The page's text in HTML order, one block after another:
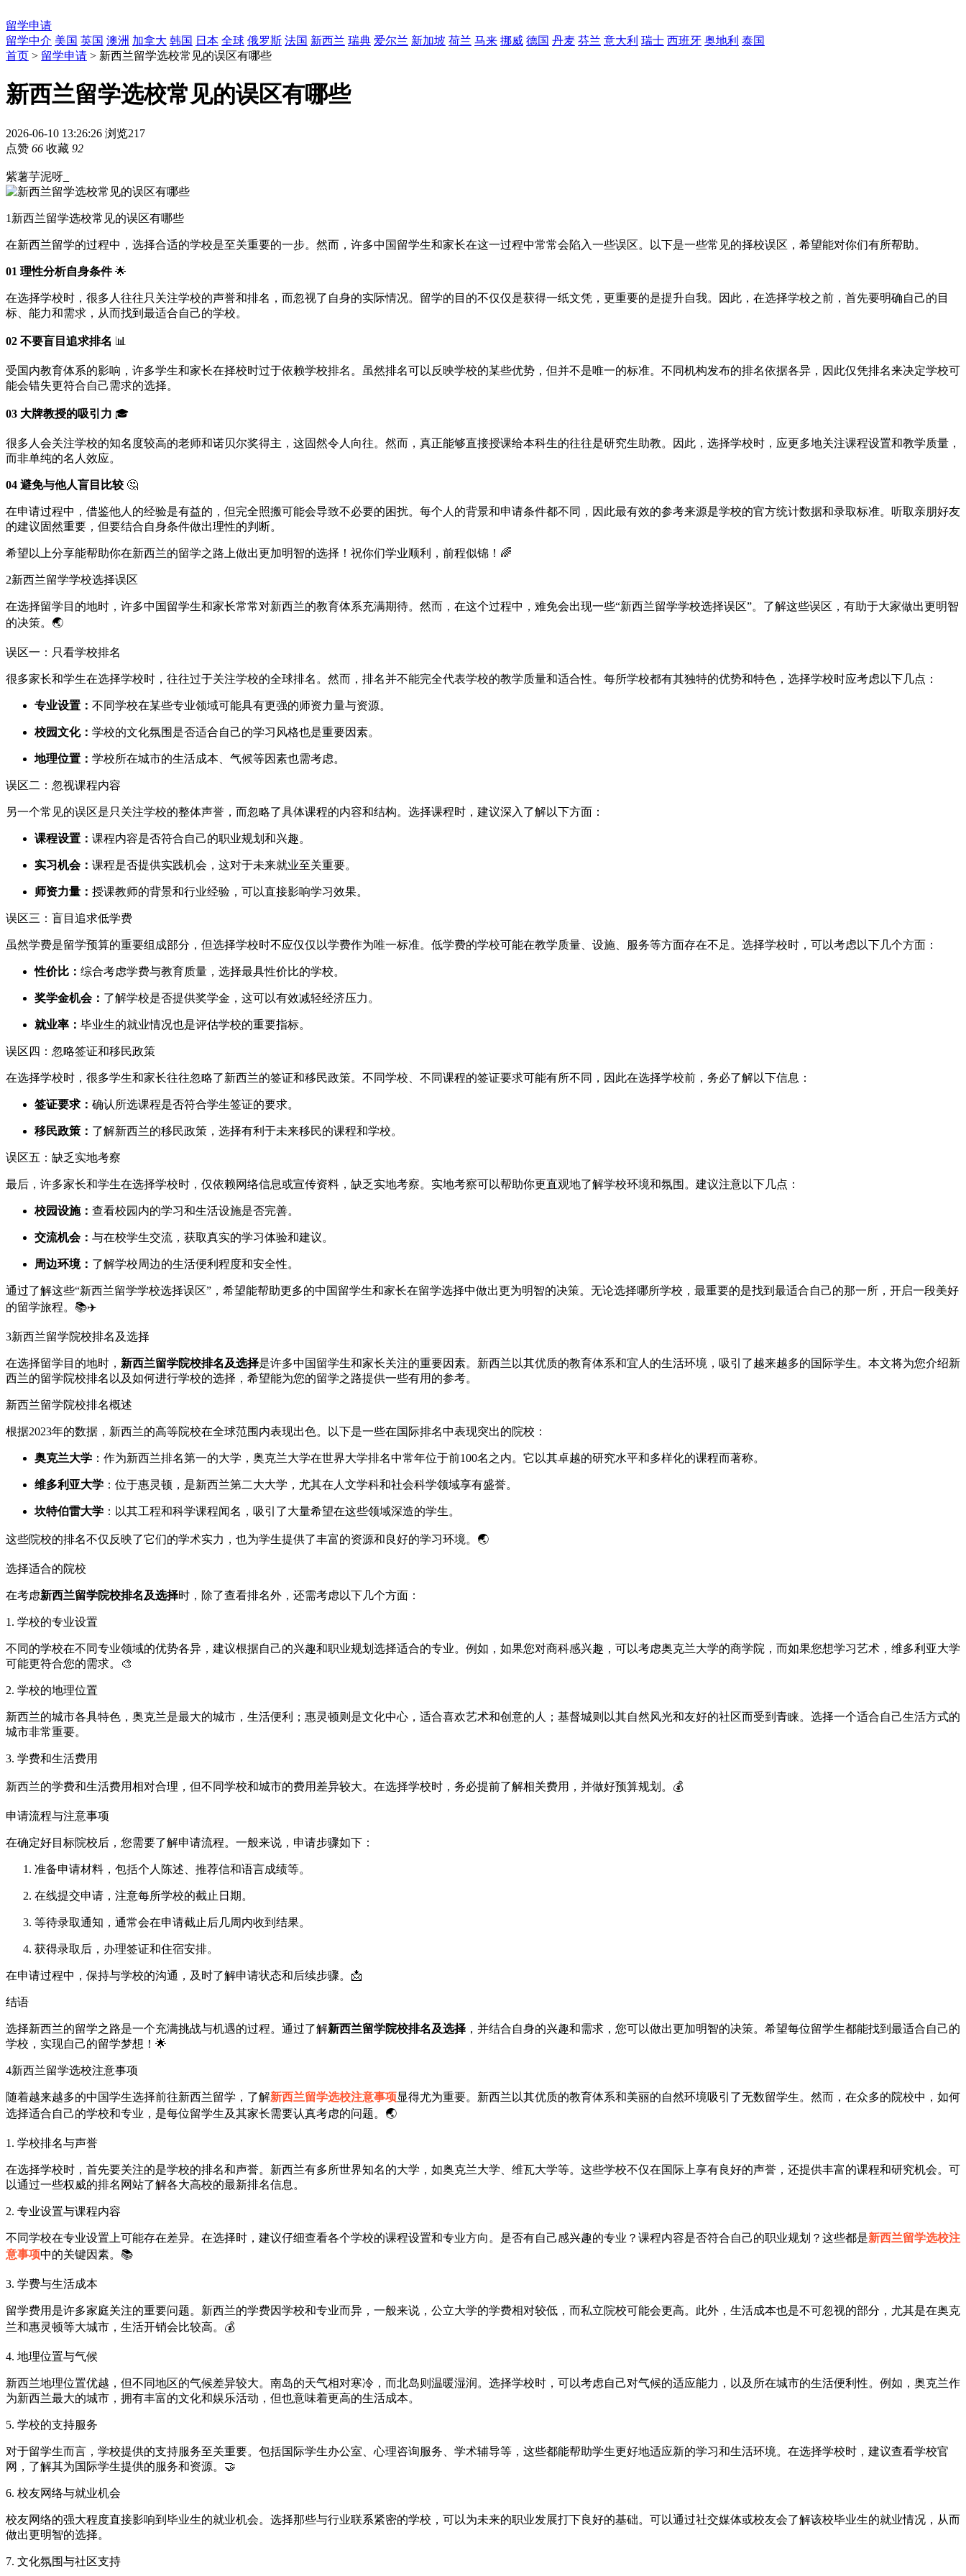
留学申请
留学中介 美国 英国 澳洲 加拿大 韩国 日本 全球 俄罗斯 法国 新西兰 瑞典 爱尔兰 新加坡 荷兰 马来 挪威 德国 丹麦 芬兰 意大利 瑞士 西班牙 奥地利 泰国
首页 > 留学申请 > 新西兰留学选校常见的误区有哪些
新西兰留学选校常见的误区有哪些
2026-06-10 13:26:26 浏览217
点赞 66 收藏 92
紫薯芋泥呀_
1 新西兰留学选校常见的误区有哪些
在新西兰留学的过程中，选择合适的学校是至关重要的一步。然而，许多中国留学生和家长在这一过程中常常会陷入一些误区。以下是一些常见的择校误区，希望能对你们有所帮助。
01 理性分析自身条件🌟
在选择学校时，很多人往往只关注学校的声誉和排名，而忽视了自身的实际情况。留学的目的不仅仅是获得一纸文凭，更重要的是提升自我。因此，在选择学校之前，首先要明确自己的目
标、能力和需求，从而找到最适合自己的学校。
02 不要盲目追求排名 📊
受国内教育体系的影响，许多学生和家长在择校时过于依赖学校排名。虽然排名可以反映学校的某些优势，但并不是唯一的标准。不同机构发布的排名依据各异，因此仅凭排名来决定学校可
能会错失更符合自己需求的选择。
03 大牌教授的吸引力 🎓
很多人会关注学校的知名度较高的老师和诺贝尔奖得主，这固然令人向往。然而，真正能够直接授课给本科生的往往是研究生助教。因此，选择学校时，应更多地关注课程设置和教学质量，
而非单纯的名人效应。
04 避免与他人盲目比较 🤔
在申请过程中，借鉴他人的经验是有益的，但完全照搬可能会导致不必要的困扰。每个人的背景和申请条件都不同，因此最有效的参考来源是学校的官方统计数据和录取标准。听取亲朋好友
的建议固然重要，但要结合自身条件做出理性的判断。
希望以上分享能帮助你在新西兰的留学之路上做出更加明智的选择！祝你们学业顺利，前程似锦！🌈
2新西兰留学学校选择误区
在选择留学目的地时，许多中国留学生和家长常常对新西兰的教育体系充满期待。然而，在这个过程中，难免会出现一些“新西兰留学学校选择误区”。了解这些误区，有助于大家做出更明智
的决策。🌏
误区一：只看学校排名
很多家长和学生在选择学校时，往往过于关注学校的全球排名。然而，排名并不能完全代表学校的教学质量和适合性。每所学校都有其独特的优势和特色，选择学校时应考虑以下几点：
专业设置： 不同学校在某些专业领域可能具有更强的师资力量与资源。
校园文化： 学校的文化氛围是否适合自己的学习风格也是重要因素。
地理位置： 学校所在城市的生活成本、气候等因素也需考虑。
误区二：忽视课程内容
另一个常见的误区是只关注学校的整体声誉，而忽略了具体课程的内容和结构。选择课程时，建议深入了解以下方面：
课程设置： 课程内容是否符合自己的职业规划和兴趣。
实习机会： 课程是否提供实践机会，这对于未来就业至关重要。
师资力量： 授课教师的背景和行业经验，可以直接影响学习效果。
误区三：盲目追求低学费
虽然学费是留学预算的重要组成部分，但选择学校时不应仅仅以学费作为唯一标准。低学费的学校可能在教学质量、设施、服务等方面存在不足。选择学校时，可以考虑以下几个方面：
性价比： 综合考虑学费与教育质量，选择最具性价比的学校。
奖学金机会： 了解学校是否提供奖学金，这可以有效减轻经济压力。
就业率： 毕业生的就业情况也是评估学校的重要指标。
误区四：忽略签证和移民政策
在选择学校时，很多学生和家长往往忽略了新西兰的签证和移民政策。不同学校、不同课程的签证要求可能有所不同，因此在选择学校前，务必了解以下信息：
签证要求： 确认所选课程是否符合学生签证的要求。
移民政策： 了解新西兰的移民政策，选择有利于未来移民的课程和学校。
误区五：缺乏实地考察
最后，许多家长和学生在选择学校时，仅依赖网络信息或宣传资料，缺乏实地考察。实地考察可以帮助你更直观地了解学校环境和氛围。建议注意以下几点：
校园设施： 查看校园内的学习和生活设施是否完善。
交流机会： 与在校学生交流，获取真实的学习体验和建议。
周边环境： 了解学校周边的生活便利程度和安全性。
通过了解这些“新西兰留学学校选择误区”，希望能帮助更多的中国留学生和家长在留学选择中做出更为明智的决策。无论选择哪所学校，最重要的是找到最适合自己的那一所，开启一段美好
的留学旅程。📚✈️
3新西兰留学院校排名及选择
在选择留学目的地时， 新西兰留学院校排名及选择是许多中国留学生和家长关注的重要因素。新西兰以其优质的教育体系和宜人的生活环境，吸引了越来越多的国际学生。本文将为您介绍新
西兰的留学院校排名以及如何进行学校的选择，希望能为您的留学之路提供一些有用的参考。
新西兰留学院校排名概述
根据2023年的数据，新西兰的高等院校在全球范围内表现出色。以下是一些在国际排名中表现突出的院校：
奥克兰大学 ：作为新西兰排名第一的大学，奥克兰大学在世界大学排名中常年位于前100名之内。它以其卓越的研究水平和多样化的课程而著称。
维多利亚大学 ：位于惠灵顿，是新西兰第二大大学，尤其在人文学科和社会科学领域享有盛誉。
坎特伯雷大学 ：以其工程和科学课程闻名，吸引了大量希望在这些领域深造的学生。
这些院校的排名不仅反映了它们的学术实力，也为学生提供了丰富的资源和良好的学习环境。🌏
选择适合的院校
在考虑新西兰留学院校排名及选择时，除了查看排名外，还需考虑以下几个方面：
1. 学校的专业设置
不同的学校在不同专业领域的优势各异，建议根据自己的兴趣和职业规划选择适合的专业。例如，如果您对商科感兴趣，可以考虑奥克兰大学的商学院，而如果您想学习艺术，维多利亚大学
可能更符合您的需求。🎨
2. 学校的地理位置
新西兰的城市各具特色，奥克兰是最大的城市，生活便利；惠灵顿则是文化中心，适合喜欢艺术和创意的人；基督城则以其自然风光和友好的社区而受到青睐。选择一个适合自己生活方式的
城市非常重要。
3. 学费和生活费用
新西兰的学费和生活费用相对合理，但不同学校和城市的费用差异较大。在选择学校时，务必提前了解相关费用，并做好预算规划。💰
申请流程与注意事项
在确定好目标院校后，您需要了解申请流程。一般来说，申请步骤如下：
准备申请材料，包括个人陈述、推荐信和语言成绩等。
在线提交申请，注意每所学校的截止日期。
等待录取通知，通常会在申请截止后几周内收到结果。
获得录取后，办理签证和住宿安排。
在申请过程中，保持与学校的沟通，及时了解申请状态和后续步骤。📩
结语
选择新西兰的留学之路是一个充满挑战与机遇的过程。通过了解新西兰留学院校排名及选择 ，并结合自身的兴趣和需求，您可以做出更加明智的决策。希望每位留学生都能找到最适合自己的
学校，实现自己的留学梦想！🌟
4新西兰留学选校注意事项
随着越来越多的中国学生选择前往新西兰留学，了解新西兰留学选校注意事项显得尤为重要。新西兰以其优质的教育体系和美丽的自然环境吸引了无数留学生。然而，在众多的院校中，如何
选择适合自己的学校和专业，是每位留学生及其家长需要认真考虑的问题。🌏
1. 学校排名与声誉
在选择学校时，首先要关注的是学校的排名和声誉。新西兰有多所世界知名的大学，如奥克兰大学、维瓦大学等。这些学校不仅在国际上享有良好的声誉，还提供丰富的课程和研究机会。可
以通过一些权威的排名网站了解各大高校的最新排名信息。
2. 专业设置与课程内容
不同学校在专业设置上可能存在差异。在选择时，建议仔细查看各个学校的课程设置和专业方向。是否有自己感兴趣的专业？课程内容是否符合自己的职业规划？这些都是新西兰留学选校注
意事项中的关键因素。📚
3. 学费与生活成本
留学费用是许多家庭关注的重要问题。新西兰的学费因学校和专业而异，一般来说，公立大学的学费相对较低，而私立院校可能会更高。此外，生活成本也是不可忽视的部分，尤其是在奥克
兰和惠灵顿等大城市，生活开销会比较高。💰
4. 地理位置与气候
新西兰地理位置优越，但不同地区的气候差异较大。南岛的天气相对寒冷，而北岛则温暖湿润。选择学校时，可以考虑自己对气候的适应能力，以及所在城市的生活便利性。例如，奥克兰作
为新西兰最大的城市，拥有丰富的文化和娱乐活动，但也意味着更高的生活成本。
5. 学校的支持服务
对于留学生而言，学校提供的支持服务至关重要。包括国际学生办公室、心理咨询服务、学术辅导等，这些都能帮助学生更好地适应新的学习和生活环境。在选择学校时，建议查看学校官
网，了解其为国际学生提供的服务和资源。🤝
6. 校友网络与就业机会
校友网络的强大程度直接影响到毕业生的就业机会。选择那些与行业联系紧密的学校，可以为未来的职业发展打下良好的基础。可以通过社交媒体或校友会了解该校毕业生的就业情况，从而
做出更明智的选择。
7. 文化氛围与社区支持